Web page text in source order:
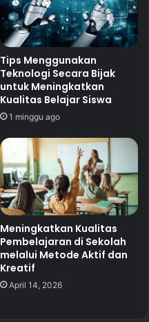
Tips Menggunakan
Teknologi Secara Bijak
untuk Meningkatkan
Kualitas Belajar Siswa
1 minggu ago
Meningkatkan Kualitas
Pembelajaran di Sekolah
melalui Metode Aktif dan
Kreatif
April 14, 2026